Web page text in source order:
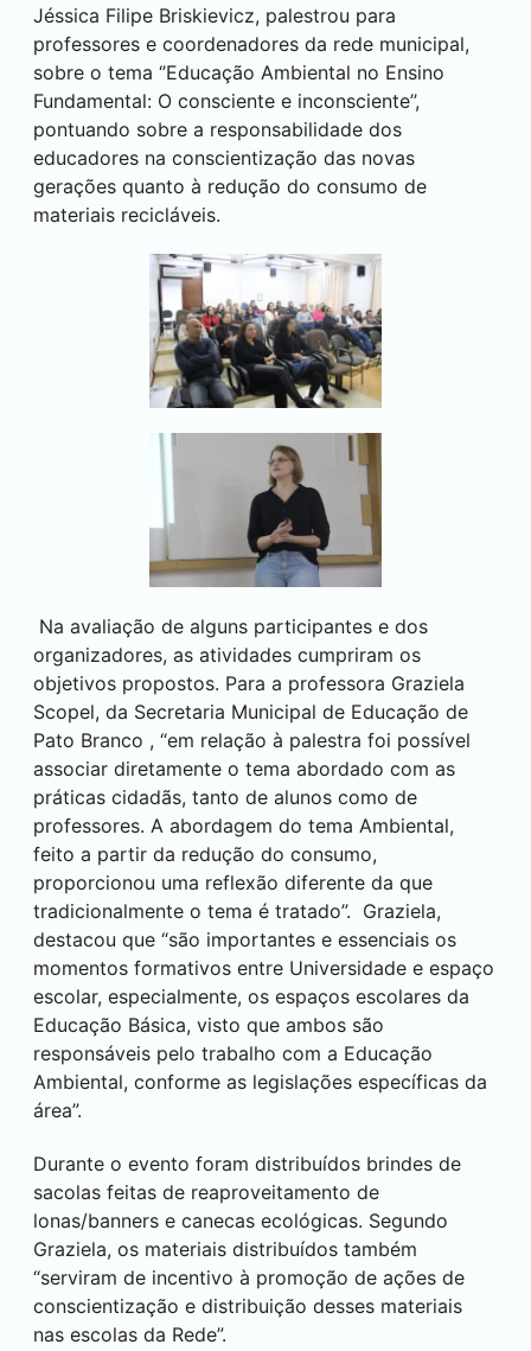
Jéssica Filipe Briskievicz, palestrou para
professores e coordenadores da rede municipal,
sobre o tema ‘’Educação Ambiental no Ensino
Fundamental: O consciente e inconsciente’’,
pontuando sobre a responsabilidade dos
educadores na conscientização das novas
gerações quanto à redução do consumo de
materiais recicláveis.
Na avaliação de alguns participantes e dos
organizadores, as atividades cumpriram os
objetivos propostos. Para a professora Graziela
Scopel, da Secretaria Municipal de Educação de
Pato Branco , “em relação à palestra foi possível
associar diretamente o tema abordado com as
práticas cidadãs, tanto de alunos como de
professores. A abordagem do tema Ambiental,
feito a partir da redução do consumo,
proporcionou uma reflexão diferente da que
tradicionalmente o tema é tratado”. Graziela,
destacou que “são importantes e essenciais os
momentos formativos entre Universidade e espaço
escolar, especialmente, os espaços escolares da
Educação Básica, visto que ambos são
responsáveis pelo trabalho com a Educação
Ambiental, conforme as legislações específicas da
área”.
Durante o evento foram distribuídos brindes de
sacolas feitas de reaproveitamento de
lonas/banners e canecas ecológicas. Segundo
Graziela, os materiais distribuídos também
“serviram de incentivo à promoção de ações de
conscientização e distribuição desses materiais
nas escolas da Rede”.